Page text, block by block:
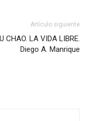
Artículo siguiente
CHAO. LA VIDA LIBRE.
Diego A. Manrique